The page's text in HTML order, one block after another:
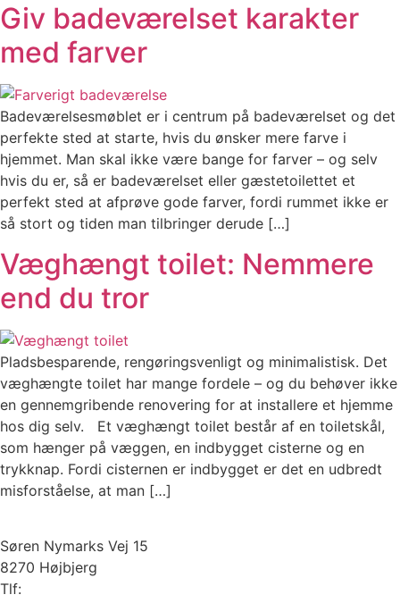
Giv badeværelset karakter
med farver
Badeværelsesmøblet er i centrum på badeværelset og det
perfekte sted at starte, hvis du ønsker mere farve i
hjemmet. Man skal ikke være bange for farver – og selv
hvis du er, så er badeværelset eller gæstetoilettet et
perfekt sted at afprøve gode farver, fordi rummet ikke er
så stort og tiden man tilbringer derude […]
Væghængt toilet: Nemmere
end du tror
Pladsbesparende, rengøringsvenligt og minimalistisk. Det
væghængte toilet har mange fordele – og du behøver ikke
en gennemgribende renovering for at installere et hjemme
hos dig selv. Et væghængt toilet består af en toiletskål,
som hænger på væggen, en indbygget cisterne og en
trykknap. Fordi cisternen er indbygget er det en udbredt
misforståelse, at man […]
Søren Nymarks Vej 15
8270 Højbjerg
Tlf: